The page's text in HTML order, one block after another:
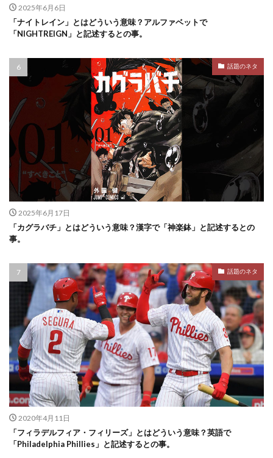
2025年6月6日
「ナイトレイン」とはどういう意味？アルファベットで
「NIGHTREIGN」と記述するとの事。
話題のネタ
2025年6月17日
「カグラバチ」とはどういう意味？漢字で「神楽鉢」と記述するとの
事。
話題のネタ
2020年4月11日
「フィラデルフィア・フィリーズ」とはどういう意味？英語で
「Philadelphia Phillies」と記述するとの事。